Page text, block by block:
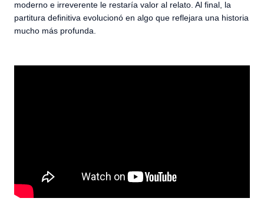
moderno e irreverente le restaría valor al relato. Al final, la
partitura definitiva evolucionó en algo que reflejara una historia
mucho más profunda.